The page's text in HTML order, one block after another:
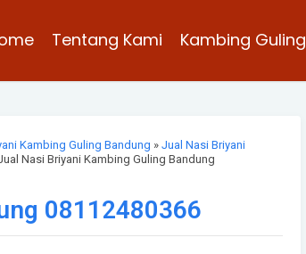
Tentang Kami Kambing Guling
Kambing Guling Bandung » Jual Nasi Briyani
Nasi Briyani Kambing Guling Bandung
08112480366